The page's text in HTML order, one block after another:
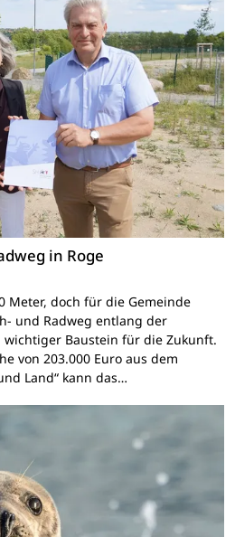
in Roge
Meter, doch für die Gemeinde
und Radweg entlang der
wichtiger Baustein für die Zukunft.
von 203.000 Euro aus dem
Land“ kann das…